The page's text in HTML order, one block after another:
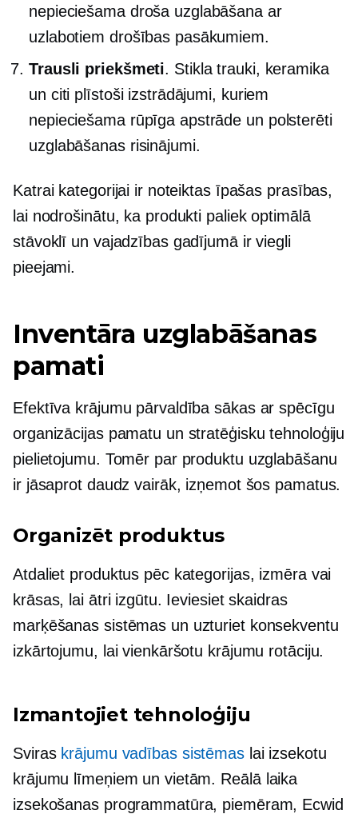
nepieciešama droša uzglabāšana ar
uzlabotiem drošības pasākumiem.
Trausli priekšmeti. Stikla trauki, keramika
un citi plīstoši izstrādājumi, kuriem
nepieciešama rūpīga apstrāde un polsterēti
uzglabāšanas risinājumi.
Katrai kategorijai ir noteiktas īpašas prasības,
lai nodrošinātu, ka produkti paliek optimālā
stāvoklī un vajadzības gadījumā ir viegli
pieejami.
Inventāra uzglabāšanas
pamati
Efektīva krājumu pārvaldība sākas ar spēcīgu
organizācijas pamatu un stratēģisku tehnoloģiju
pielietojumu. Tomēr par produktu uzglabāšanu
ir jāsaprot daudz vairāk, izņemot šos pamatus.
Organizēt produktus
Atdaliet produktus pēc kategorijas, izmēra vai
krāsas, lai ātri izgūtu. Ieviesiet skaidras
marķēšanas sistēmas un uzturiet konsekventu
izkārtojumu, lai vienkāršotu krājumu rotāciju.
Izmantojiet tehnoloģiju
Sviras krājumu vadības sistēmaslai izsekotu
krājumu līmeņiem un vietām. Reālā laika
izsekošanas programmatūra, piemēram, Ecwid